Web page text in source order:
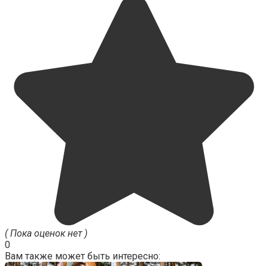
( Пока оценок нет )
0
Вам также может быть интересно: